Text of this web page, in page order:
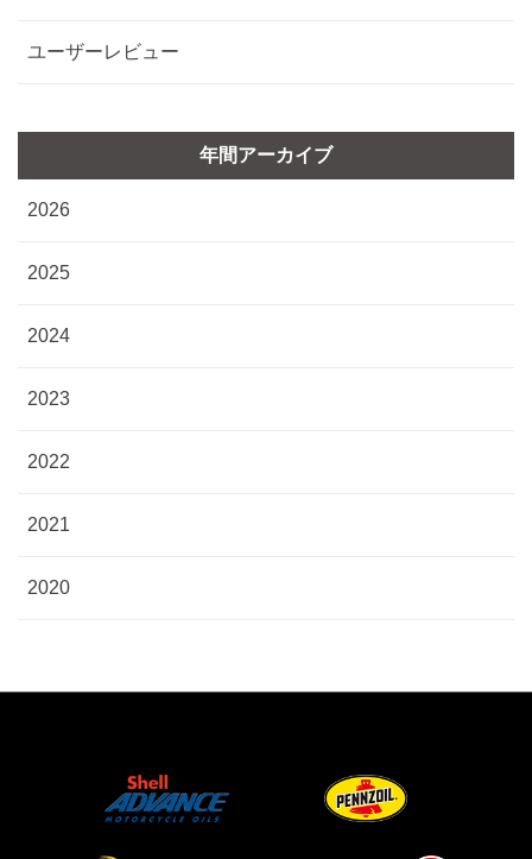
ユーザーレビュー
年間アーカイブ
2026
2025
2024
2023
2022
2021
2020